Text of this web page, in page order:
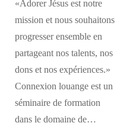
«Adorer Jésus est notre
mission et nous souhaitons
progresser ensemble en
partageant nos talents, nos
dons et nos expériences.»
Connexion louange est un
séminaire de formation
dans le domaine de…